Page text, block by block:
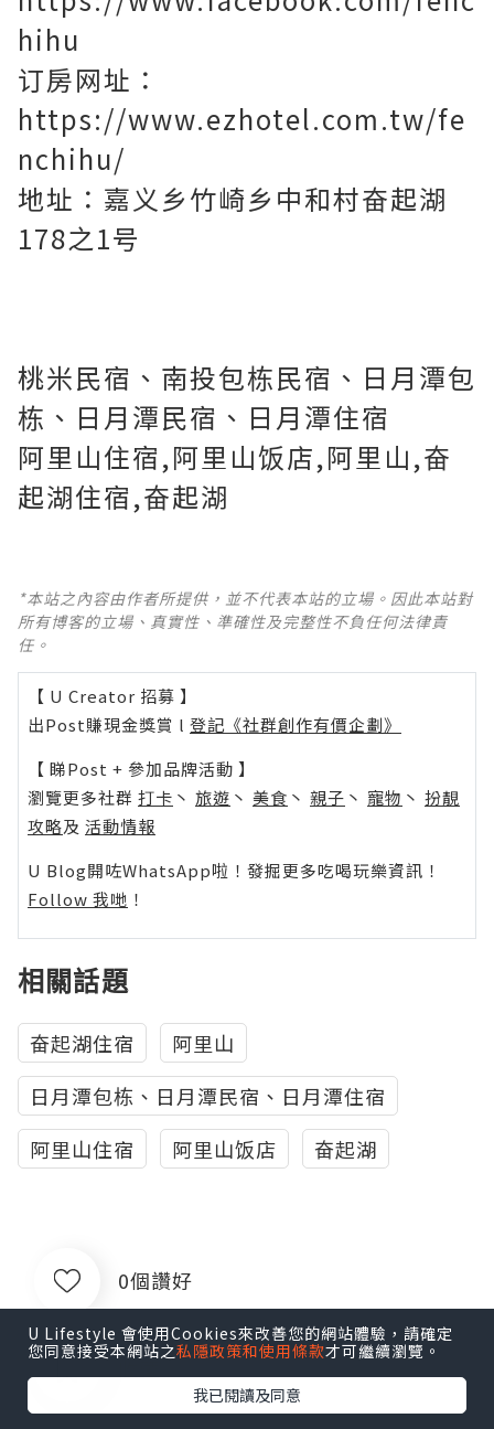
hihu
订房网址：
https://www.ezhotel.com.tw/fe
nchihu/
地址：嘉义乡竹崎乡中和村奋起湖
178之1号
桃米民宿、南投包栋民宿、日月潭包
栋、日月潭民宿、日月潭住宿
阿里山住宿,阿里山饭店,阿里山,奋
起湖住宿,奋起湖
*本站之內容由作者所提供，並不代表本站的立場。因此本站對
所有博客的立場、真實性、準確性及完整性不負任何法律責
任。
【 U Creator 招募 】
出Post賺現金獎賞 l 登記《社群創作有價企劃》
【 睇Post + 參加品牌活動 】
瀏覽更多社群 打卡 丶 旅遊 丶 美食 丶 親子 丶 寵物 丶 扮靚
攻略及 活動情報
U Blog開咗WhatsApp啦！發掘更多吃喝玩樂資訊！
Follow 我哋 ！
相關話題
奋起湖住宿
阿里山
日月潭包栋、日月潭民宿、日月潭住宿
阿里山住宿
阿里山饭店 奋起湖
0個讚好
U Lifestyle 會使用Cookies來改善您的網站體驗，請確定
您同意接受本網站之私隱政策和使用條款才可繼續瀏覽。
我已閱讀及同意